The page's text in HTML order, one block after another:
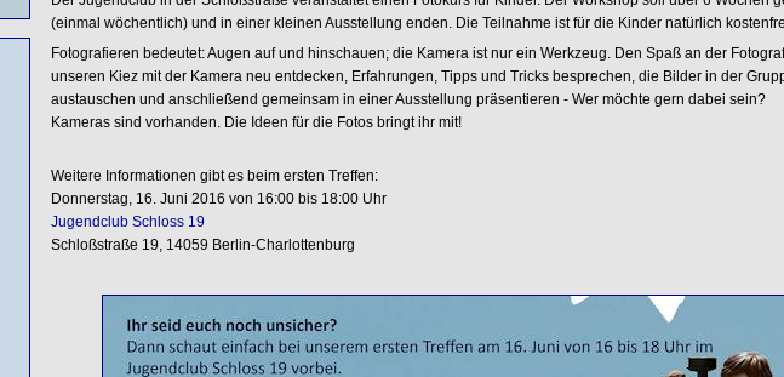
(einmal wöchentlich) und in einer kleinen Ausstellung enden. Die Teilnahme ist für die Kinder natürlich
Fotografieren bedeutet: Augen auf und hinschauen; die Kamera ist nur ein Werkzeug. Den Spaß an der
unseren Kiez mit der Kamera neu entdecken, Erfahrungen, Tipps und Tricks besprechen, die Bilder in der
austauschen und anschließend gemeinsam in einer Ausstellung präsentieren - Wer möchte gern dabei sein?
Kameras sind vorhanden. Die Ideen für die Fotos bringt ihr mit!
Weitere Informationen gibt es beim ersten Treffen:
Donnerstag, 16. Juni 2016 von 16:00 bis 18:00 Uhr
Jugendclub Schloss 19
Schloßstraße 19, 14059 Berlin-Charlottenburg